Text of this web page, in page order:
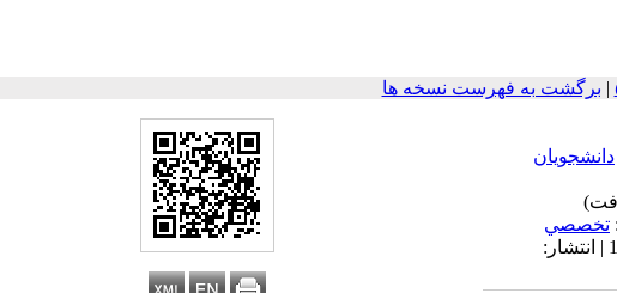
| برگشت به فهرست نسخه ها
دانشجویان
تخصصي
دریافت: 1395/3/17 | پذیرش: 1395/3/17 | انتشار: